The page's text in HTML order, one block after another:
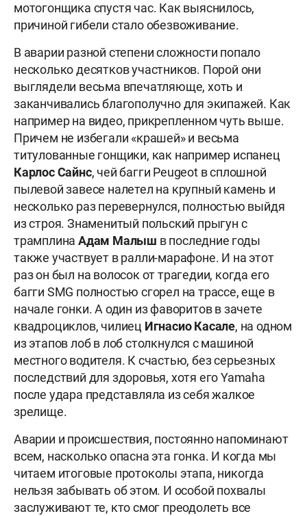
мотогонщика спустя час. Как выяснилось,
причиной гибели стало обезвоживание.
В аварии разной степени сложности попало
несколько десятков участников. Порой они
выглядели весьма впечатляюще, хоть и
заканчивались благополучно для экипажей. Как
например на видео, прикрепленном чуть выше.
Причем не избегали «крашей» и весьма
титулованные гонщики, как например испанец
Карлос Сайнс, чей багги Peugeot в сплошной
пылевой завесе налетел на крупный камень и
несколько раз перевернулся, полностью выйдя
из строя. Знаменитый польский прыгун с
трамплина Адам Малыш в последние годы
также участвует в ралли-марафоне. И на этот
раз он был на волосок от трагедии, когда его
багги SMG полностью сгорел на трассе, еще в
начале гонки. А один из фаворитов в зачете
квадроциклов, чилиец Игнасио Касале, на одном
из этапов лоб в лоб столкнулся с машиной
местного водителя. К счастью, без серьезных
последствий для здоровья, хотя его Yamaha
после удара представляла из себя жалкое
зрелище.
Аварии и происшествия, постоянно напоминают
всем, насколько опасна эта гонка. И когда мы
читаем итоговые протоколы этапа, никогда
нельзя забывать об этом. И особой похвалы
заслуживают те, кто смог преодолеть все